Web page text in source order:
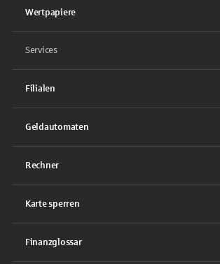
Wertpapiere
Services
Filialen
Geldautomaten
Rechner
Karte sperren
Finanzglossar